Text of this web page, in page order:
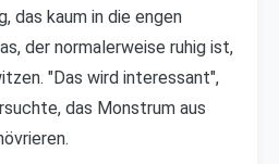
das kaum in die engen
der normalerweise ruhig ist,
"Das wird interessant",
das Monstrum aus